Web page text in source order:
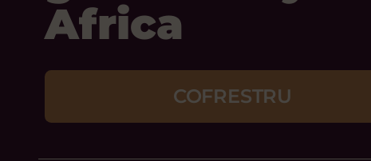
Africa
COFRESTRU